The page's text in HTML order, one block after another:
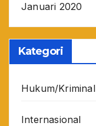
Januari 2020
Kategori
Hukum/Kriminal
Internasional